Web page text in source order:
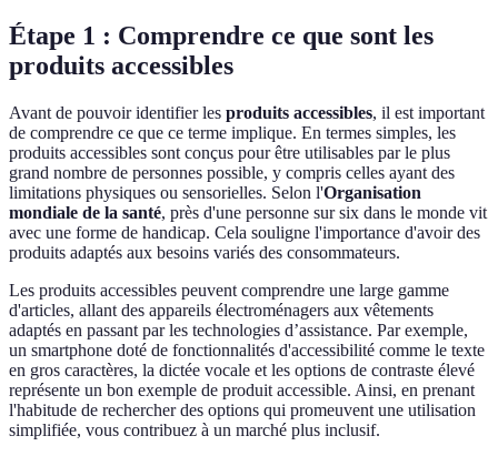
Étape 1 : Comprendre ce que sont les
produits accessibles
Avant de pouvoir identifier les produits accessibles, il est important
de comprendre ce que ce terme implique. En termes simples, les
produits accessibles sont conçus pour être utilisables par le plus
grand nombre de personnes possible, y compris celles ayant des
limitations physiques ou sensorielles. Selon l'Organisation
mondiale de la santé, près d'une personne sur six dans le monde vit
avec une forme de handicap. Cela souligne l'importance d'avoir des
produits adaptés aux besoins variés des consommateurs.
Les produits accessibles peuvent comprendre une large gamme
d'articles, allant des appareils électroménagers aux vêtements
adaptés en passant par les technologies d’assistance. Par exemple,
un smartphone doté de fonctionnalités d'accessibilité comme le texte
en gros caractères, la dictée vocale et les options de contraste élevé
représente un bon exemple de produit accessible. Ainsi, en prenant
l'habitude de rechercher des options qui promeuvent une utilisation
simplifiée, vous contribuez à un marché plus inclusif.